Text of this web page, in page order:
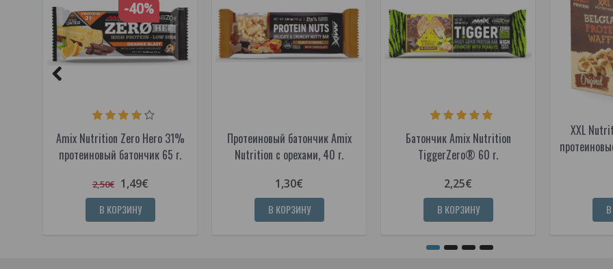
-40%
Amix Nutrition Zero Hero 31%
протеиновый батончик 65 г.
2,50€ 1,49€
В КОРЗИНУ
Протеиновый батончик Amix
Nutrition с орехами, 40 г.
1,30€
В КОРЗИНУ
Батончик Amix Nutrition
TiggerZero® 60 г.
2,25€
В КОРЗИНУ
XXL